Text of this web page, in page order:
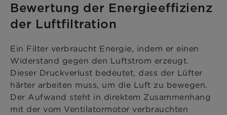
Bewertung der Energieeffizienz
der Luftfiltration
Ein Filter verbraucht Energie, indem er einen
Widerstand gegen den Luftstrom erzeugt.
Dieser Druckverlust bedeutet, dass der Lüfter
härter arbeiten muss, um die Luft zu bewegen.
Der Aufwand steht in direktem Zusammenhang
mit der vom Ventilatormotor verbrauchten